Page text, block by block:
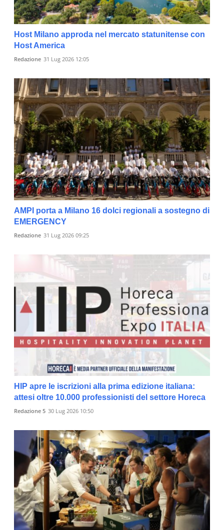
Host Milano approda nel mercato statunitense con
Host America
Redazione 31 Lug 2026 12:05
AMPI porta a Milano 16 dolci regionali a sostegno di
EMERGENCY
Redazione 31 Lug 2026 09:25
HIP apre le iscrizioni alla prima edizione italiana:
attesi oltre 10.000 professionisti del settore Horeca
Redazione 5 30 Lug 2026 10:50